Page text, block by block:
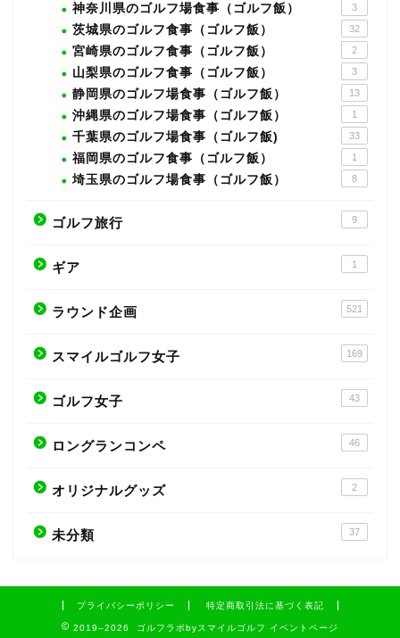
神奈川県のゴルフ場食事（ゴルフ飯） 3
茨城県のゴルフ食事（ゴルフ飯） 32
宮崎県のゴルフ食事（ゴルフ飯） 2
山梨県のゴルフ食事（ゴルフ飯） 3
静岡県のゴルフ場食事（ゴルフ飯） 13
沖縄県のゴルフ場食事（ゴルフ飯） 1
千葉県のゴルフ場食事（ゴルフ飯) 33
福岡県のゴルフ食事（ゴルフ飯） 1
埼玉県のゴルフ場食事（ゴルフ飯） 8
ゴルフ旅行 9
ギア 1
ラウンド企画 521
スマイルゴルフ女子 169
ゴルフ女子 43
ロングランコンペ 46
オリジナルグッズ 2
未分類 37
プライバシーポリシー 特定商取引法に基づく表記
2019–2026 ゴルフラボbyスマイルゴルフ イベントページ